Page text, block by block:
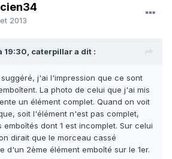
2013
19:30, caterpillar a dit :
j'ai l'impression que ce sont
La photo de celui que j'ai mis
un élément complet. Quand on voit
soit l'élément n'est pas complet,
emboîtés dont 1 est incomplet. Sur celui
dirait que le morceau cassé
d'un 2ème élément emboîté sur le 1er.